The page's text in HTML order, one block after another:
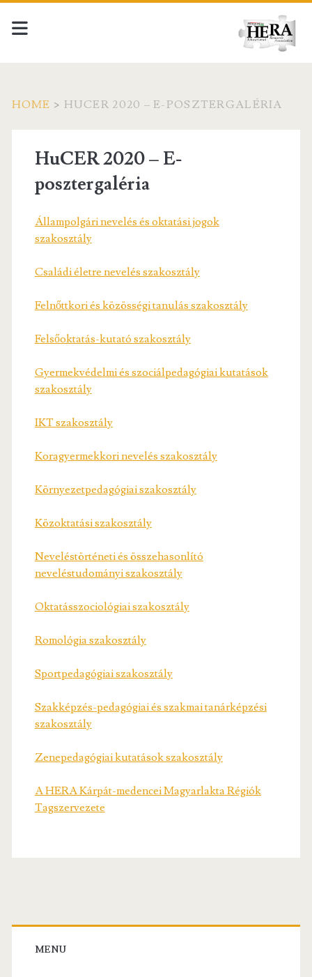
HOME > HUCER 2020 – E-POSZTERGALÉRIA
HuCER 2020 – E-
posztergaléria
Állampolgári nevelés és oktatási jogok
szakosztály
Családi életre nevelés szakosztály
Felnőttkori és közösségi tanulás szakosztály
Felsőoktatás-kutató szakosztály
Gyermekvédelmi és szociálpedagógiai kutatások
szakosztály
IKT szakosztály
Koragyermekkori nevelés szakosztály
Környezetpedagógiai szakosztály
Közoktatási szakosztály
Neveléstörténeti és összehasonlító
neveléstudományi szakosztály
Oktatásszociológiai szakosztály
Romológia szakosztály
Sportpedagógiai szakosztály
Szakképzés-pedagógiai és szakmai tanárképzési
szakosztály
Zenepedagógiai kutatások szakosztály
A HERA Kárpát-medencei Magyarlakta Régiók
Tagszervezete
Primary
Sidebar
MENU